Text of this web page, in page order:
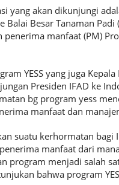
yang akan dikunjungi
Balai Besar Tanaman
penerima manfaat (PM)
YESS yang juga
Presiden IFAD ke
bg program yess
manfaat dan
suatu kerhormatan bagi
manfaat dari
program menjadi salah
bahwa program